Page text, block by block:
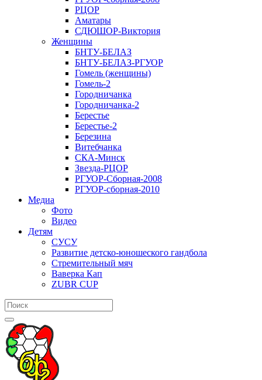
РЦОР
Аматары
СДЮШОР-Виктория
Женщины
БНТУ-БЕЛАЗ
БНТУ-БЕЛАЗ-РГУОР
Гомель (женщины)
Гомель-2
Городничанка
Городничанка-2
Берестье
Берестье-2
Березина
Витебчанка
СКА-Минск
Звезда-РЦОР
РГУОР-Сборная-2008
РГУОР-сборная-2010
Медиа
Фото
Видео
Детям
СУСУ
Развитие детско-юношеского гандбола
Стремительный мяч
Ваверка Кап
ZUBR CUP